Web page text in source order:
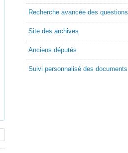
Recherche avancée des questions
Site des archives
Anciens députés
Suivi personnalisé des documents